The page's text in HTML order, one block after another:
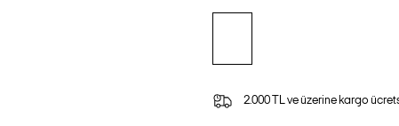
2.000 TL ve üzerine kargo